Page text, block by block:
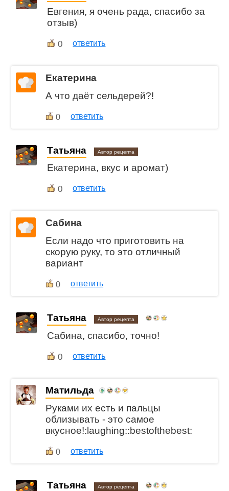
Евгения, я очень рада, спасибо за
отзыв)
0 ответить
Екатерина
А что даёт сельдерей?!
0 ответить
Татьяна Автор рецепта
Екатерина, вкус и аромат)
0 ответить
Сабина
Если надо что приготовить на
скорую руку, то это отличный
вариант
0 ответить
Татьяна Автор рецепта
Сабина, спасибо, точно!
0 ответить
Матильда
Руками их есть и пальцы
облизывать - это самое
вкусное!:laughing::bestofthebest:
0 ответить
Татьяна Автор рецепта